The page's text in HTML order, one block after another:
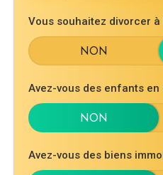
Vous souhaitez divorcer à
Avez-vous des enfants en
Avez-vous des biens